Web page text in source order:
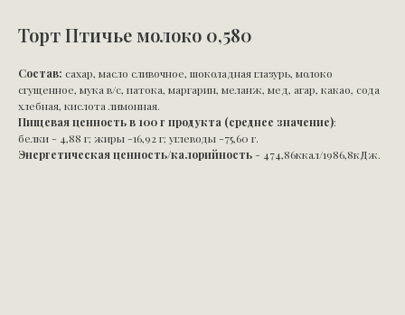
Торт Птичье молоко 0,580
Состав: сахар, масло сливочное, шоколадная глазурь, молоко
сгущенное, мука в/с, патока, маргарин, меланж, мед, агар, какао, сода
хлебная, кислота лимонная.
Пищевая ценность в 100 г продукта (среднее значение):
белки - 4,88 г; жиры -16,92 г; углеводы -75,60 г.
Энергетическая ценность/калорийность - 474,86ккал/1986,8кДж.